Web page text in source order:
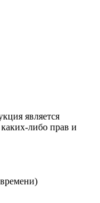
является
либо прав и